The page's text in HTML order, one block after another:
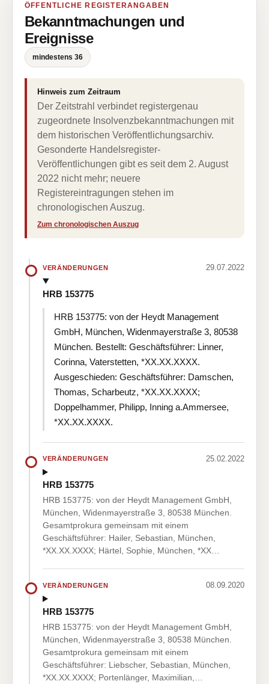
ÖFFENTLICHE REGISTERANGABEN
Bekanntmachungen und
Ereignisse
mindestens 36
Hinweis zum Zeitraum
Der Zeitstrahl verbindet registergenau
zugeordnete Insolvenzbekanntmachungen mit
dem historischen Veröffentlichungsarchiv.
Gesonderte Handelsregister-
Veröffentlichungen gibt es seit dem 2. August
2022 nicht mehr; neuere
Registereintragungen stehen im
chronologischen Auszug.
Zum chronologischen Auszug
VERÄNDERUNGEN 29.07.2022
HRB 153775
HRB 153775: von der Heydt Management
GmbH, München, Widenmayerstraße 3, 80538
München. Bestellt: Geschäftsführer: Linner,
Corinna, Vaterstetten, *XX.XX.XXXX.
Ausgeschieden: Geschäftsführer: Damschen,
Thomas, Scharbeutz, *XX.XX.XXXX;
Doppelhammer, Philipp, Inning a.Ammersee,
*XX.XX.XXXX.
VERÄNDERUNGEN 25.02.2022
HRB 153775
HRB 153775: von der Heydt Management GmbH,
München, Widenmayerstraße 3, 80538 München.
Gesamtprokura gemeinsam mit einem
Geschäftsführer: Hailer, Sebastian, München,
*XX.XX.XXXX; Härtel, Sophie, München, *XX…
VERÄNDERUNGEN 08.09.2020
HRB 153775
HRB 153775: von der Heydt Management GmbH,
München, Widenmayerstraße 3, 80538 München.
Gesamtprokura gemeinsam mit einem
Geschäftsführer: Liebscher, Sebastian, München,
*XX.XX.XXXX; Portenlänger, Maximilian,…